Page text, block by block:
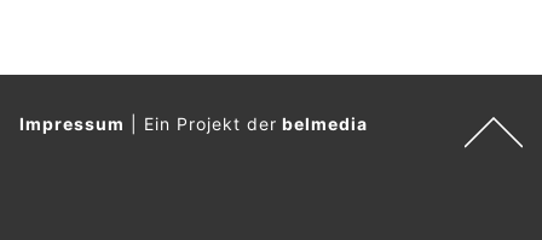
Impressum Ein Projekt derbelmedia